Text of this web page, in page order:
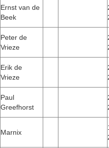
Ernst van de
Beek
Peter de
Vrieze
Erik de
Vrieze
Paul
Greefhorst
Marnix